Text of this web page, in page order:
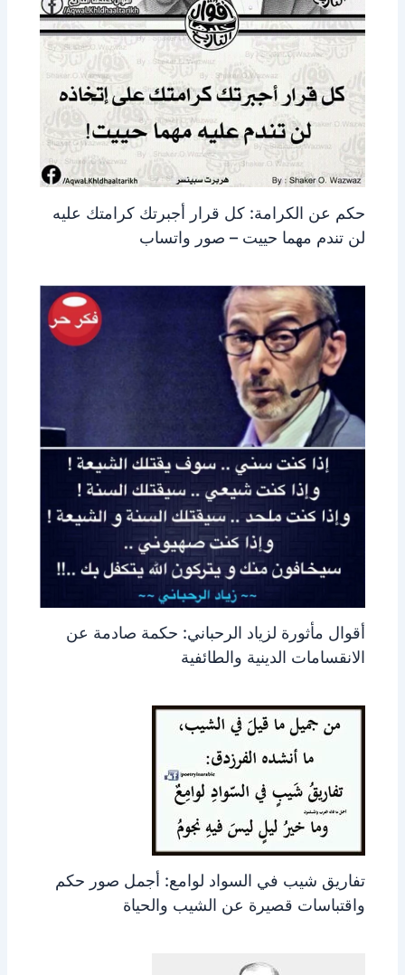
حكم عن الكرامة: كل قرار أجبرتك كرامتك عليه
لن تندم مهما حييت – صور واتساب
أقوال مأثورة لزياد الرحباني: حكمة صادمة عن
الانقسامات الدينية والطائفية
تفاريق شيب في السواد لوامع: أجمل صور حكم
واقتباسات قصيرة عن الشيب والحياة